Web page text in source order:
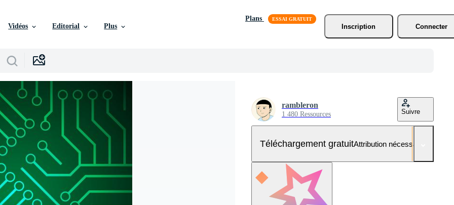
Vidéos Editorial Plus
Plans
Inscription
Connecter
rambleron
1 480 Ressources Suivre
Téléchargement gratuitAttribution nécessaire